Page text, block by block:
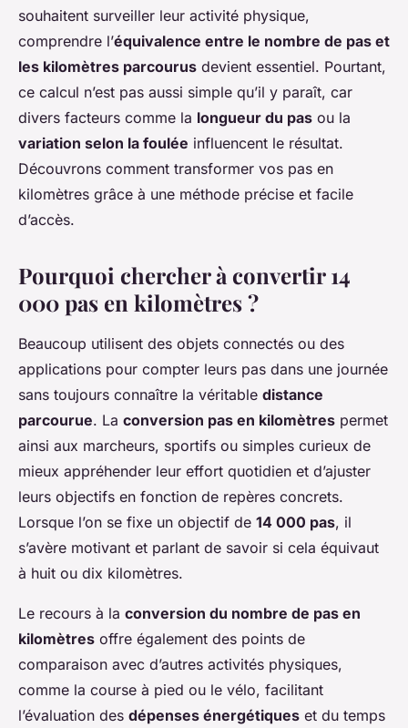
souhaitent surveiller leur activité physique,
comprendre l’équivalence entre le nombre de pas et
les kilomètres parcourus devient essentiel. Pourtant,
ce calcul n’est pas aussi simple qu’il y paraît, car
divers facteurs comme la longueur du pas ou la
variation selon la foulée influencent le résultat.
Découvrons comment transformer vos pas en
kilomètres grâce à une méthode précise et facile
d’accès.
Pourquoi chercher à convertir 14
000 pas en kilomètres ?
Beaucoup utilisent des objets connectés ou des
applications pour compter leurs pas dans une journée
sans toujours connaître la véritable distance
parcourue. La conversion pas en kilomètres permet
ainsi aux marcheurs, sportifs ou simples curieux de
mieux appréhender leur effort quotidien et d’ajuster
leurs objectifs en fonction de repères concrets.
Lorsque l’on se fixe un objectif de 14 000 pas, il
s’avère motivant et parlant de savoir si cela équivaut
à huit ou dix kilomètres.
Le recours à la conversion du nombre de pas en
kilomètres offre également des points de
comparaison avec d’autres activités physiques,
comme la course à pied ou le vélo, facilitant
l’évaluation des dépenses énergétiques et du temps